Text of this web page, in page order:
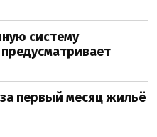
систему
первый месяц жильё